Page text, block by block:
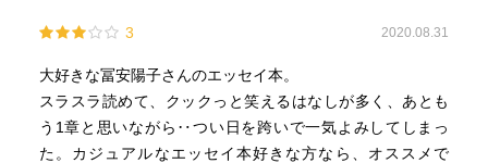
3 2020.08.31
大好きな冨安陽子さんのエッセイ本。
スラスラ読めて、クックっと笑えるはなしが多く、あとも
う1章と思いながら‥つい日を跨いで一気よみしてしまっ
た。カジュアルなエッセイ本好きな方なら、オススメで